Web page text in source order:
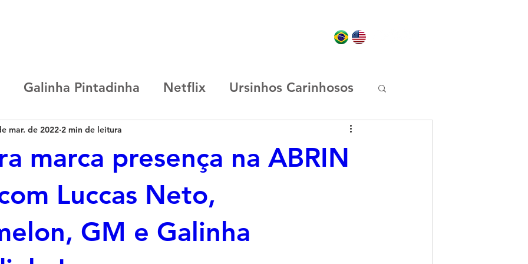
Galinha Pintadinha Netflix Ursinhos Carinhosos
Capricho
R.Lab Any Malu
R. Start Cocomelon Luccas Neto
marca presença na ABRIN
Luccas Neto,
GM e Galinha
mar. de 2022 2 min de leitura